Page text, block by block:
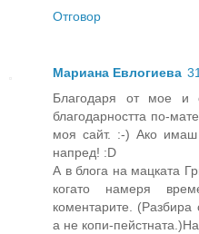
Отговор
Мариана Евлогиева
Благодаря от мое
благодарността по-
моя сайт. :-) Ако имаш
напред! :D
А в блога на мацката
когато намеря
коментарите. (Разбира
а не копи-